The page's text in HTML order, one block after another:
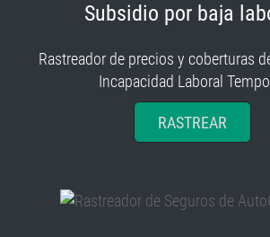
Subsidio por baja
Rastreador de precios y coberturas
Incapacidad Laboral
RASTREAR